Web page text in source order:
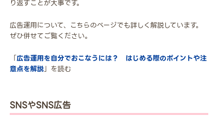
り返すことが大事です。
広告運用について、こちらのページでも詳しく解説しています。
ぜひ併せてご覧ください。
「広告運用を自分でおこなうには？ はじめる際のポイントや注
意点を解説」を読む
SNSやSNS広告